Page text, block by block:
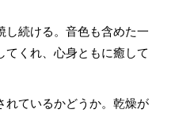
続ける。音色も含めた一
てくれ、心身ともに癒して
ているかどうか。乾燥が